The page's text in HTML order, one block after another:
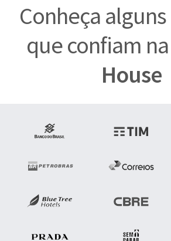
Conheça alguns
que confiam na
House